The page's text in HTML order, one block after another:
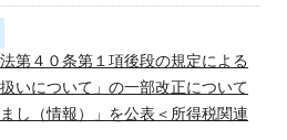
第４０条第１項後段の規定による
いについて」の一部改正について
し（情報）」を公表＜所得税関連